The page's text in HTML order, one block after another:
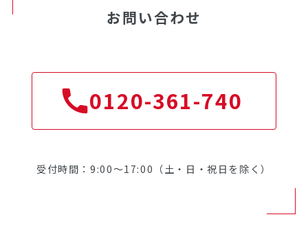
お問い合わせ
0120-361-740
受付時間：9:00～17:00（土・日・祝日を除く）